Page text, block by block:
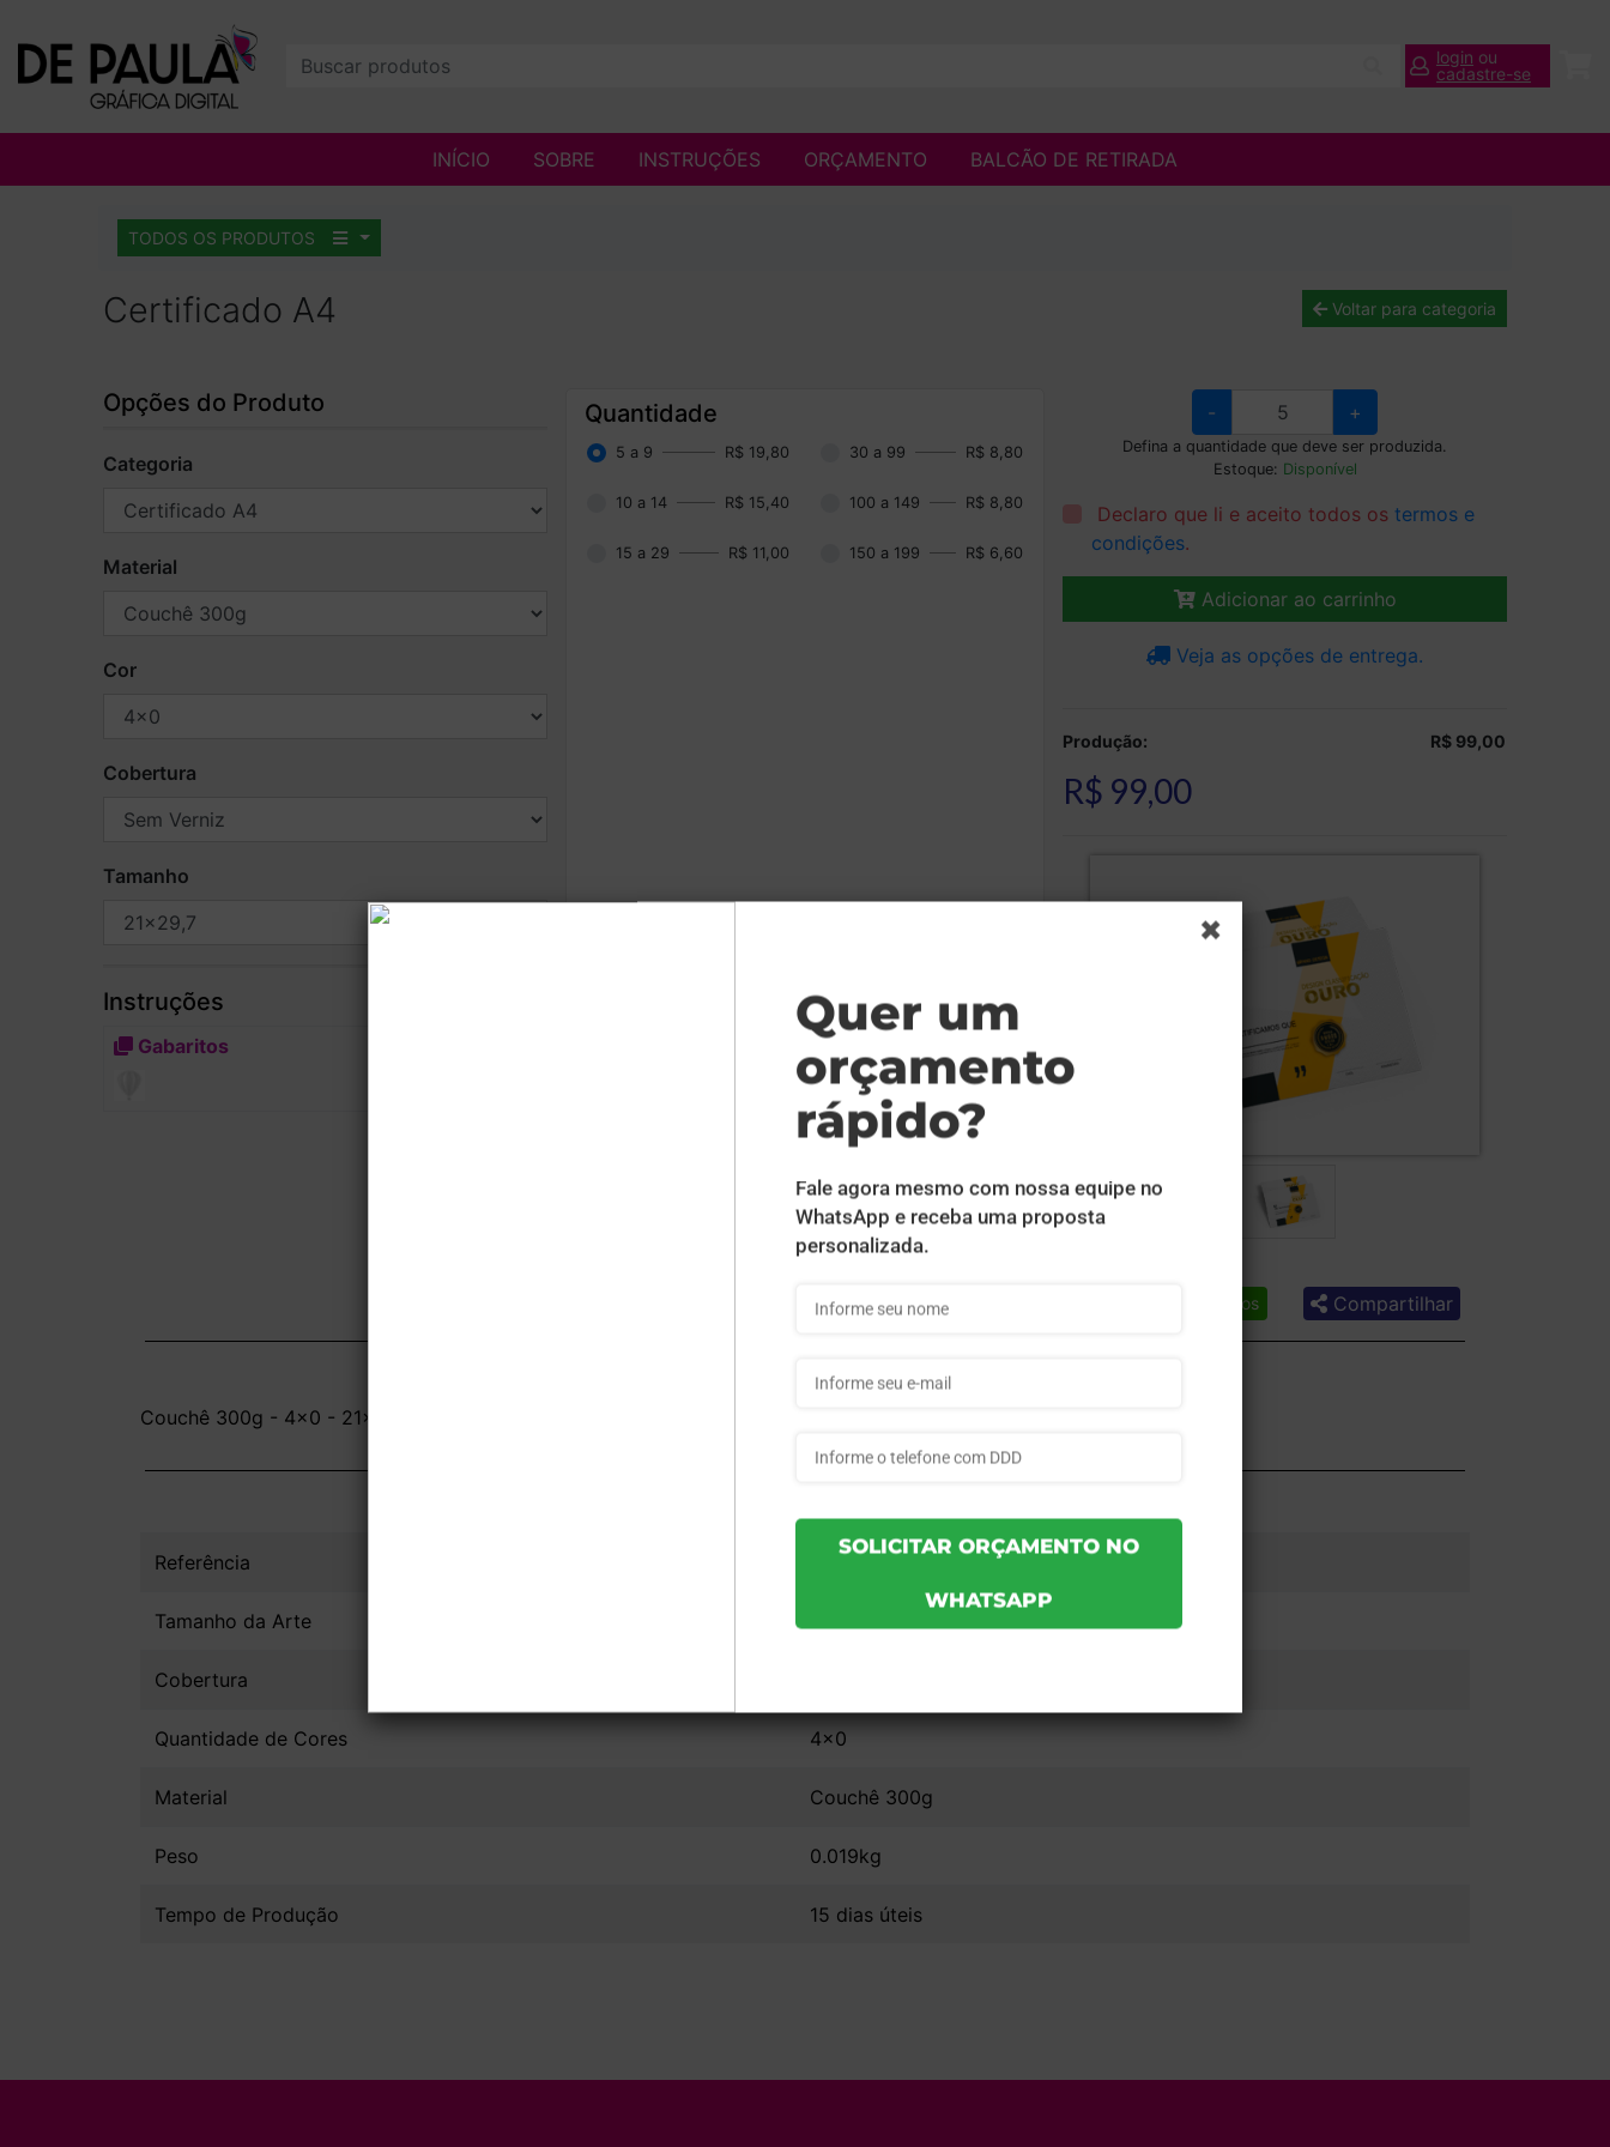
login ou
cadastre-se
INÍCIO SOBRE INSTRUÇÕES ORÇAMENTO BALCÃO DE RETIRADA
TODOS OS PRODUTOS
Certificado A4 Voltar para categoria
Opções do Produto
Categoria
Material
Cor
Cobertura
Tamanho
Instruções
Gabaritos
Quantidade
5 a 9 R$ 19,80 30 a 99 R$ 8,80
10 a 14 R$ 15,40 100 a 149 R$ 8,80
15 a 29 R$ 11,00 150 a 199 R$ 6,60
- +
Defina a quantidade que deve ser produzida.
Estoque: Disponível
Declaro que li e aceito todos ostermos e
condições.
Adicionar ao carrinho
Veja as opções de entrega.
Produção: R$ 99,00
R$ 99,00
Lista de desejos Compartilhar
Couchê 300g - 4x0 - 21x29,7 cm - Sem Verniz - 1 unid
INFORMAÇÕES DO PRODUTO
Referência 556f8edfc6116b - 1un
Tamanho da Arte
Cobertura
Quantidade de Cores 4x0
Material Couchê 300g
Peso 0.019kg
Tempo de Produção 15 dias úteis